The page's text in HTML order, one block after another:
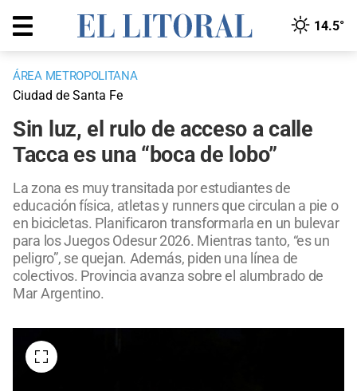
14.5°
ÁREA METROPOLITANA
Ciudad de Santa Fe
Sin luz, el rulo de acceso a calle
Tacca es una “boca de lobo”
La zona es muy transitada por estudiantes de
educación física, atletas y runners que circulan a pie o
en bicicletas. Planificaron transformarla en un bulevar
para los Juegos Odesur 2026. Mientras tanto, “es un
peligro”, se quejan. Además, piden una línea de
colectivos. Provincia avanza sobre el alumbrado de
Mar Argentino.